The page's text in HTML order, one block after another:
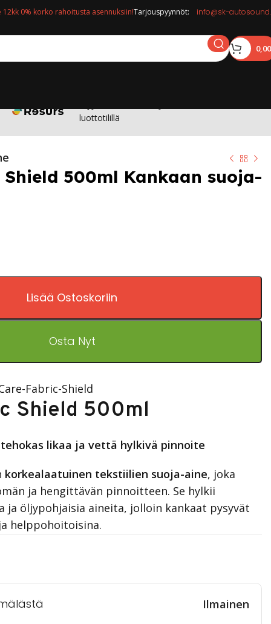
0% korko rahoitusta asennuksiin!Tarjouspyynnöt: info@sk-
luottotilillä
Shield 500ml Kankaan suoja-
Lisää Ostoskoriin
Osta Nyt
Fabric-Shield
Shield 500ml
likaa ja vettä hylkivä pinnoite
korkealaatuinen tekstiilien suoja-aine, joka
ja hengittävän pinnoitteen. Se hylkii
ja öljypohjaisia aineita, jolloin kankaat pysyvät
helppohoitoisina.
Ilmainen